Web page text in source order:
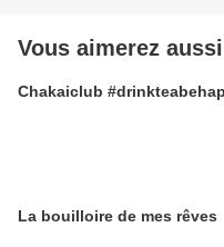
Vous aimerez aussi
Chakaiclub
La bouilloire de mes rêves